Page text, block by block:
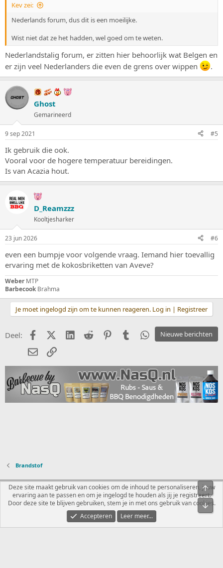
Kev zei:
Nederlands forum, dus dit is een moeilijke.
Wist niet dat ze het hadden, wel goed om te weten.
Nederlandstalig forum, er zitten hier behoorlijk wat Belgen en
er zijn veel Nederlanders die even de grens over wippen
.
Ghost
Gemarineerd
9 sep 2021 #5
Ik gebruik die ook.
Vooral voor de hogere temperatuur bereidingen.
Is van Acazia hout.
D_Reamzzz
Kooltjesharker
23 jun 2026 #6
even een bumpje voor volgende vraag. Iemand hier toevallig
ervaring met de kokosbriketten van Aveve?
Weber MTP
Barbecook Brahma
Je moet ingelogd zijn om te kunnen reageren. Log in | Registreer
Nieuwe berichten
Deel: FacebookX (Twitter)
LinkedIn
Reddit PinterestTumblrWhatsApp
E-mailkoppeling
Brandstof
Nederlands
Contact
Voorwaarden en regels Privacybeleid Help
R
S
Community platform by XenForo ® © 2010-2026 XenForo Ltd.
Deze site maakt gebruik van cookies om de inhoud te personaliseren, jouw
ervaring aan te passen en om je ingelogd te houden als jij je registreert.
Door deze site te blijven gebruiken, stem je in met ons gebruik van cookies.
Accepteren
Leer meer...